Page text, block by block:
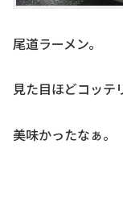
尾道ラーメン。
見た目ほどコッテ
美味かったなぁ。